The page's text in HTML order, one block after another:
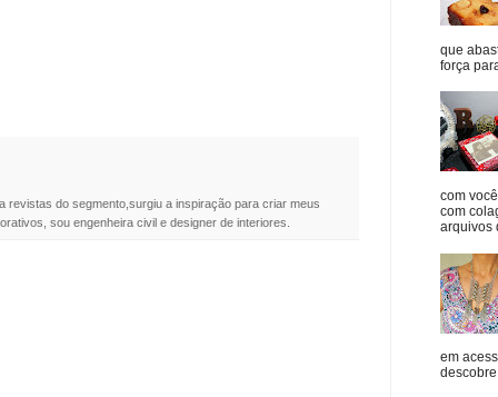
revistas do segmento,surgiu a inspiração para criar meus
sou engenheira civil e designer de interiores.
que
força
com
com
arquivos
em